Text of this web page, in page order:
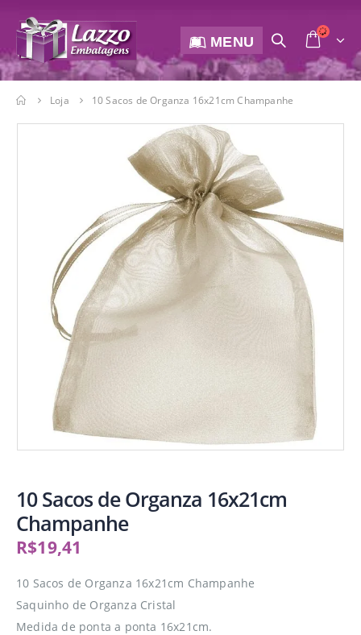
MENU
Loja 10 Sacos de Organza 16x21cm Champanhe
10 Sacos de Organza 16x21cm
Champanhe
R$19,41
10 Sacos de Organza 16x21cm Champanhe
Saquinho de Organza Cristal
Medida de ponta a ponta 16x21cm.